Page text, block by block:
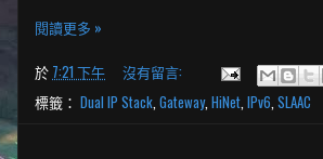
閱讀更多 »
於 7:21 下午
沒有留言:
標籤： Dual IP Stack Gateway, HiNet IPv6 SLAAC